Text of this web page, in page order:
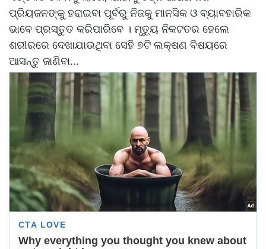
ପ୍ରିୟଜନଙ୍କୁ ହରାଇବା ପୂର୍ବରୁ ନିଜକୁ ମାନସିକ ଓ ବ୍ୟାବହାରିକ
ଭାବେ ପ୍ରସ୍ତୁତ କରିପାରିବେ । ମୃତ୍ୟୁ ନିକଟତର ହେଲେ
ଶରୀରରେ ଦେଖାଯାଉଥିବା ସେହି ୭ଟି ଲକ୍ଷଣ ବିଷୟରେ
ଆସନ୍ତୁ ଜାଣିବା...